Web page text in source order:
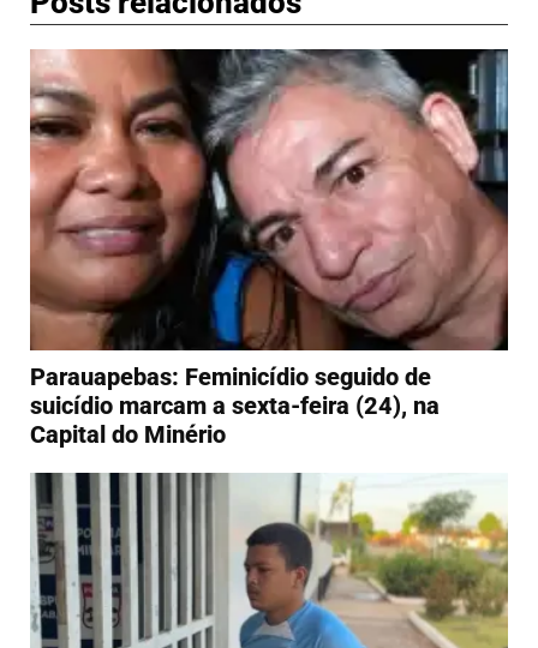
Parauapebas: Feminicídio seguido de
suicídio marcam a sexta-feira (24), na
Capital do Minério